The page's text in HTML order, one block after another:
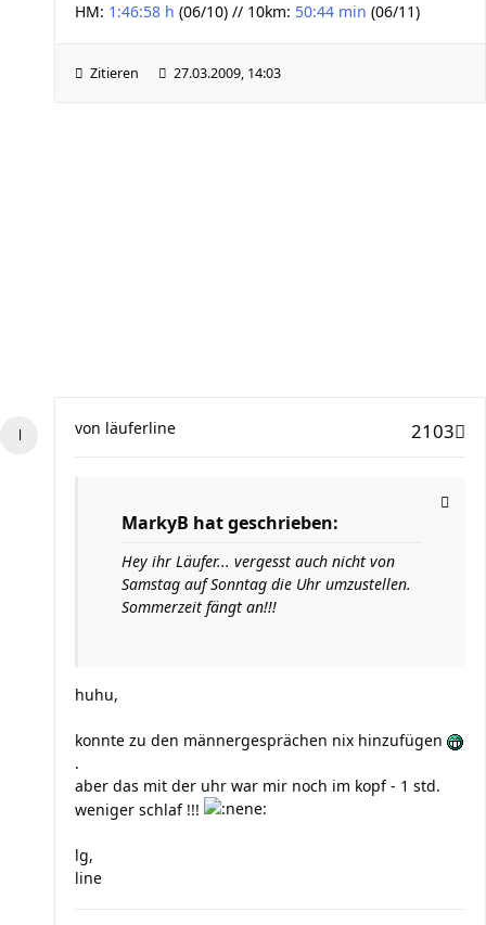
HM: 1:46:58 h (06/10) // 10km: 50:44 min (06/11)
Zitieren 27.03.2009, 14:03
2103
von läuferline
MarkyB hat geschrieben:
Hey ihr Läufer... vergesst auch nicht von
Samstag auf Sonntag die Uhr umzustellen.
Sommerzeit fängt an!!!
huhu,
konnte zu den männergesprächen nix hinzufügen
.
aber das mit der uhr war mir noch im kopf - 1 std.
weniger schlaf !!!
lg,
line